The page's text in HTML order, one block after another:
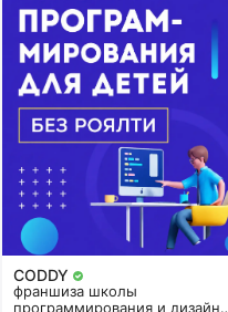
CODDY
франшиза школы
программирования и дизайна